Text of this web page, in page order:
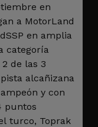
en
a MotorLand
en amplia
categoría
de las 3
alcañizana
y con
puntos
turco, Toprak